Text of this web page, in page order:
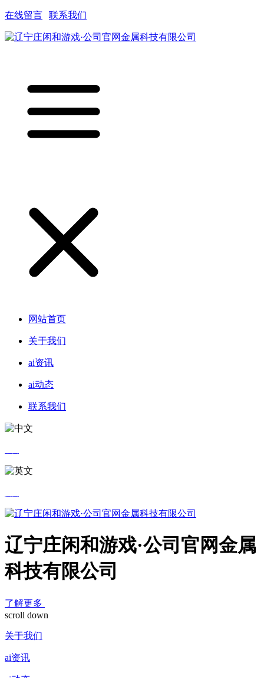
在线留言 联系我们
网站首页
关于我们
ai资讯
ai动态
联系我们
辽宁庄闲和游戏·公司官网金属
科技有限公司
了解更多
scroll down
关于我们
ai资讯